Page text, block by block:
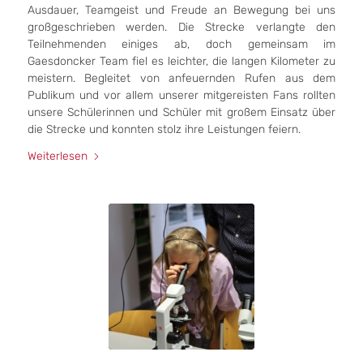
Ausdauer, Teamgeist und Freude an Bewegung bei uns
großgeschrieben werden. Die Strecke verlangte den
Teilnehmenden einiges ab, doch gemeinsam im
Gaesdoncker Team fiel es leichter, die langen Kilometer zu
meistern. Begleitet von anfeuernden Rufen aus dem
Publikum und vor allem unserer mitgereisten Fans rollten
unsere Schülerinnen und Schüler mit großem Einsatz über
die Strecke und konnten stolz ihre Leistungen feiern.
Weiterlesen